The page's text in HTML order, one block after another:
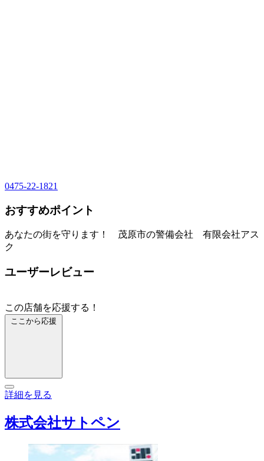
0475-22-1821
おすすめポイント
あなたの街を守ります！ 茂原市の警備会社 有限会社アス
ク
ユーザーレビュー
この店舗を応援する！
ここから応援
詳細を見る
株式会社サトペン